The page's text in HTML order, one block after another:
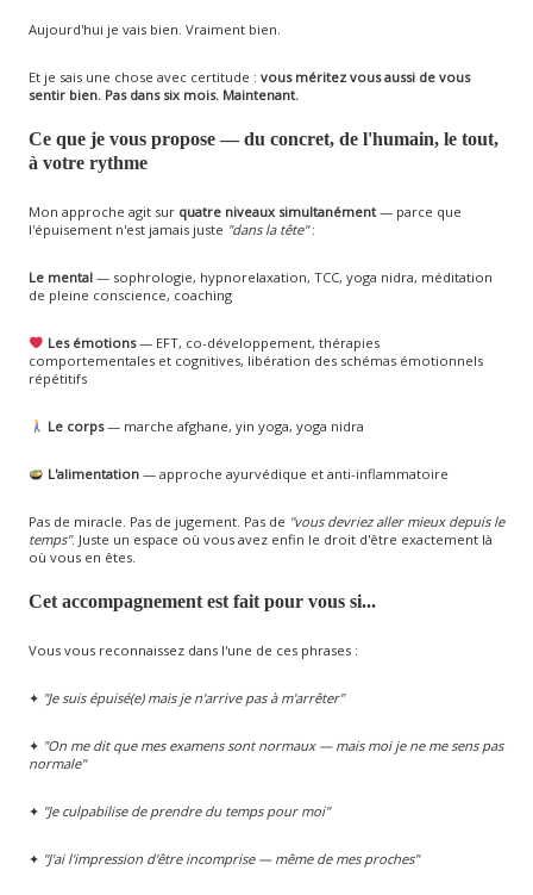
Aujourd'hui je vais bien. Vraiment bien.
Et je sais une chose avec certitude : vous méritez vous aussi de vous
sentir bien. Pas dans six mois. Maintenant.
Ce que je vous propose — du concret, de l'humain, le tout,
à votre rythme
Mon approche agit sur quatre niveaux simultanément— parce que
l'épuisement n'est jamais juste "dans la tête":
Le mental— sophrologie, hypnorelaxation, TCC, yoga nidra, méditation
de pleine conscience, coaching
Les émotions— EFT, co-développement, thérapies
comportementales et cognitives, libération des schémas émotionnels
répétitifs
Le corps— marche afghane, yin yoga, yoga nidra
L'alimentation— approche ayurvédique et anti-inflammatoire
Pas de miracle. Pas de jugement. Pas de "vous devriez aller mieux depuis le
temps". Juste un espace où vous avez enfin le droit d'être exactement là
où vous en êtes.
Cet accompagnement est fait pour vous si...
Vous vous reconnaissez dans l'une de ces phrases :
✦ "Je suis épuisé(e) mais je n'arrive pas à m'arrêter"
✦ "On me dit que mes examens sont normaux — mais moi je ne me sens pas
normale"
✦ "Je culpabilise de prendre du temps pour moi"
✦ "J'ai l'impression d'être incomprise — même de mes proches"